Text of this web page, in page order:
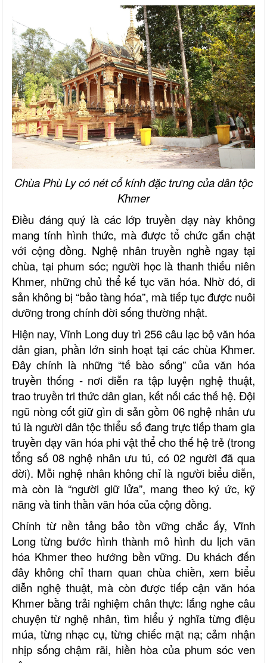
Chùa Phù Ly có nét cổ kính đặc trưng của dân tộc
Khmer
Điều đáng quý là các lớp truyền dạy này không
mang tính hình thức, mà được tổ chức gắn chặt
với cộng đồng. Nghệ nhân truyền nghề ngay tại
chùa, tại phum sóc; người học là thanh thiếu niên
Khmer, những chủ thể kế tục văn hóa. Nhờ đó, di
sản không bị “bảo tàng hóa”, mà tiếp tục được nuôi
dưỡng trong chính đời sống thường nhật.
Hiện nay, Vĩnh Long duy trì 256 câu lạc bộ văn hóa
dân gian, phần lớn sinh hoạt tại các chùa Khmer.
Đây chính là những “tế bào sống” của văn hóa
truyền thống -nơi diễn ra tập luyện nghệ thuật,
trao truyền tri thức dân gian, kết nối các thế hệ. Đội
ngũ nòng cốt giữ gìn di sản gồm 06 nghệ nhân ưu
tú là người dân tộc thiểu số đang trực tiếp tham gia
truyền dạy văn hóa phi vật thể cho thế hệ trẻ (trong
tổng số 08 nghệ nhân ưu tú, có 02 người đã qua
đời). Mỗi nghệ nhân không chỉ là người biểu diễn,
mà còn là “người giữ lửa”, mang theo ký ức, kỹ
năng và tinh thần văn hóa của cộng đồng.
Chính từ nền tảng bảo tồn vững chắc ấy, Vĩnh
Long từng bước hình thành mô hình du lịch văn
hóa Khmer theo hướng bền vững. Du khách đến
đây không chỉ tham quan chùa chiền, xem biểu
diễn nghệ thuật, mà còn được tiếp cận văn hóa
Khmer bằng trải nghiệm chân thực: lắng nghe câu
chuyện từ nghệ nhân, tìm hiểu ý nghĩa từng điệu
múa, từng nhạc cụ, từng chiếc mặt nạ; cảm nhận
nhịp sống chậm rãi, hiền hòa của phum sóc ven